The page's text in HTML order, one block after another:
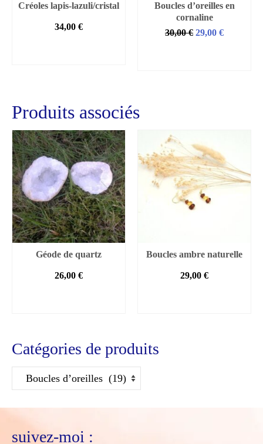
Créoles lapis-lazuli/cristal
34,00 €
Boucles d’oreilles en
cornaline
30,00€ Le
29,00 €Le
Produits associés
Géode de quartz
26,00 €
Boucles ambre naturelle
29,00 €
Catégories de produits
suivez-moi :